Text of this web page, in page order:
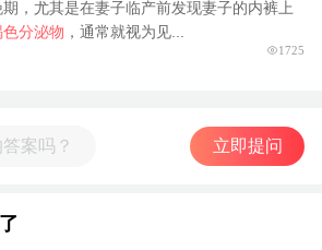
，尤其是在妻子临产前发现妻子的内裤上
色分泌物 ，通常就视为见...
1725
立即提问